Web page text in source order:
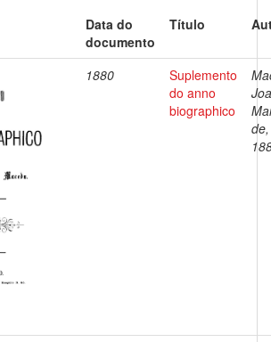
Data do
documento
Título
1880
Suplemento
do anno
biographico